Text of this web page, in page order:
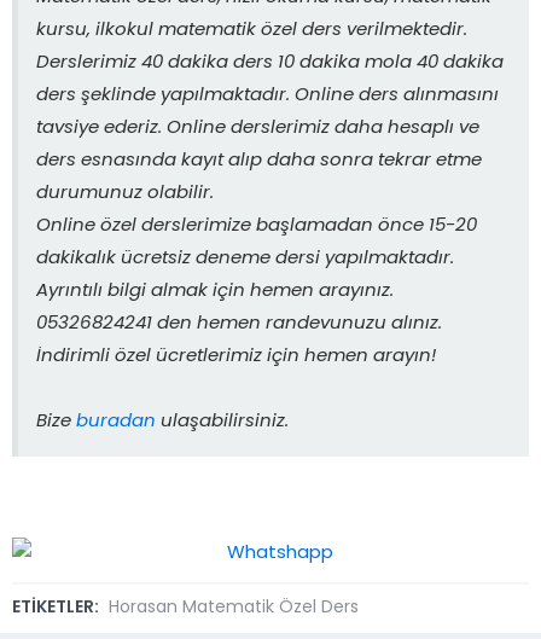
kursu, ilkokul matematik özel ders verilmektedir.
Derslerimiz 40 dakika ders 10 dakika mola 40 dakika
ders şeklinde yapılmaktadır. Online ders alınmasını
tavsiye ederiz. Online derslerimiz daha hesaplı ve
ders esnasında kayıt alıp daha sonra tekrar etme
durumunuz olabilir.
Online özel derslerimize başlamadan önce 15-20
dakikalık ücretsiz deneme dersi yapılmaktadır.
Ayrıntılı bilgi almak için hemen arayınız.
05326824241 den hemen randevunuzu alınız.
İndirimli özel ücretlerimiz için hemen arayın!
Bize buradan ulaşabilirsiniz.
ETİKETLER: Horasan Matematik Özel Ders